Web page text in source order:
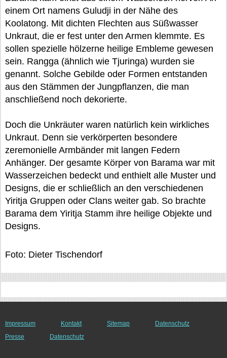
einem Ort namens Guludji in der Nähe des
Koolatong. Mit dichten Flechten aus Süßwasser
Unkraut, die er fest unter den Armen klemmte. Es
sollen spezielle hölzerne heilige Embleme gewesen
sein. Rangga (ähnlich wie Tjuringa) wurden sie
genannt. Solche Gebilde oder Formen entstanden
aus den Stämmen der Jungpflanzen, die man
anschließend noch dekorierte.
Doch die Unkräuter waren natürlich kein wirkliches
Unkraut. Denn sie verkörperten besondere
zeremonielle Armbänder mit langen Federn
Anhänger. Der gesamte Körper von Barama war mit
Wasserzeichen bedeckt und enthielt alle Muster und
Designs, die er schließlich an den verschiedenen
Yiritja Gruppen oder Clans weiter gab. So brachte
Barama dem Yiritja Stamm ihre heilige Objekte und
Designs.
Foto: Dieter Tischendorf
Impressum Kontakt Sitemap
Datenschutz
Presse
Datenschutz